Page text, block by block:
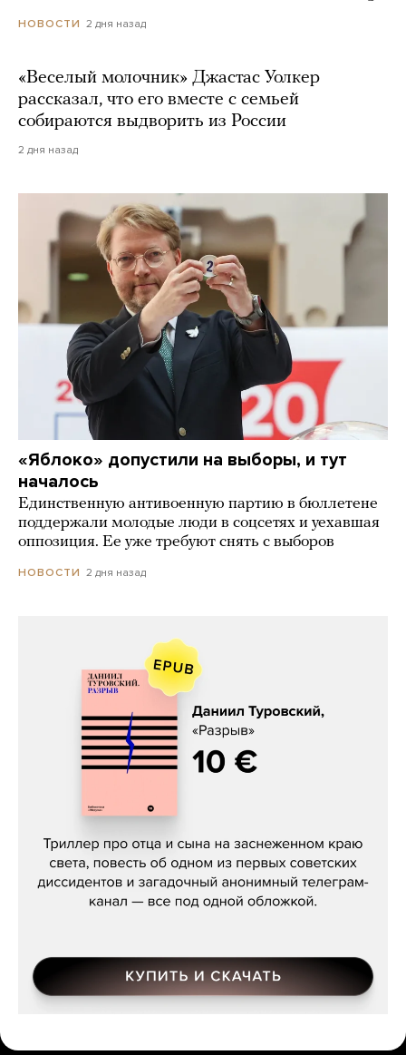
НОВОСТИ 2 дня назад
«Веселый молочник» Джастас Уолкер
рассказал, что его вместе с семьей
собираются выдворить из России
2 дня назад
«Яблоко» допустили на выборы, и тут
началось
Единственную антивоенную партию в бюллетене
поддержали молодые люди в соцсетях и уехавшая
оппозиция. Ее уже требуют снять с выборов
НОВОСТИ 2 дня назад
Даниил Туровский, «Разрыв»